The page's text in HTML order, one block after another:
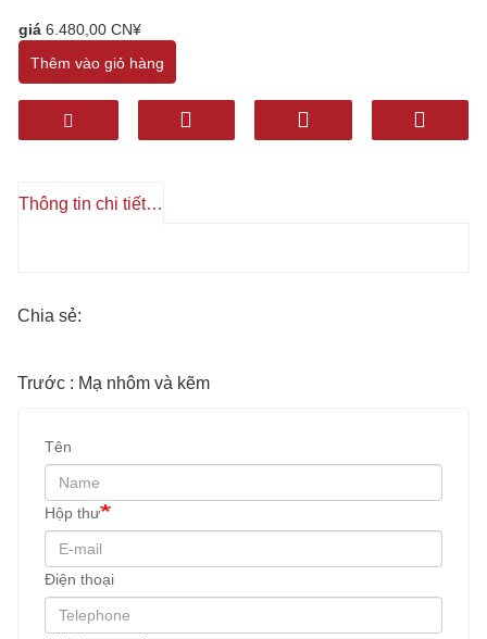
giá 6.480,00 CN¥
Thêm vào giỏ hàng
Thông tin chi tiết sản phẩm
Chia sẻ:
Trước : Mạ nhôm và kẽm
Tên
Hộp thư
Điện thoại